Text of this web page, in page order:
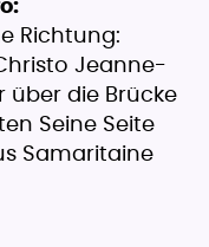
Richtung:
Jeanne-
über die Brücke
Seine Seite
Samaritaine